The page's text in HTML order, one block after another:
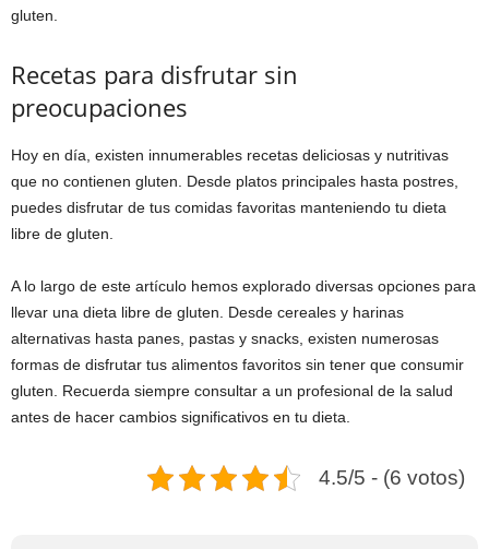
gluten.
Recetas para disfrutar sin
preocupaciones
Hoy en día, existen innumerables recetas deliciosas y nutritivas
que no contienen gluten. Desde platos principales hasta postres,
puedes disfrutar de tus comidas favoritas manteniendo tu dieta
libre de gluten.
A lo largo de este artículo hemos explorado diversas opciones para
llevar una dieta libre de gluten. Desde cereales y harinas
alternativas hasta panes, pastas y snacks, existen numerosas
formas de disfrutar tus alimentos favoritos sin tener que consumir
gluten. Recuerda siempre consultar a un profesional de la salud
antes de hacer cambios significativos en tu dieta.
4.5/5 - (6 votos)